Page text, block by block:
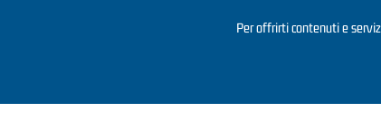
Per offrirti contenuti e